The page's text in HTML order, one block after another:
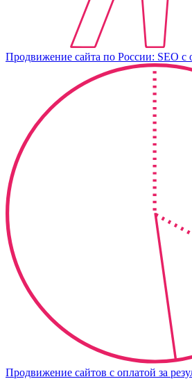
Продвижение сайта по России: SEO с
Продвижение сайтов с оплатой за